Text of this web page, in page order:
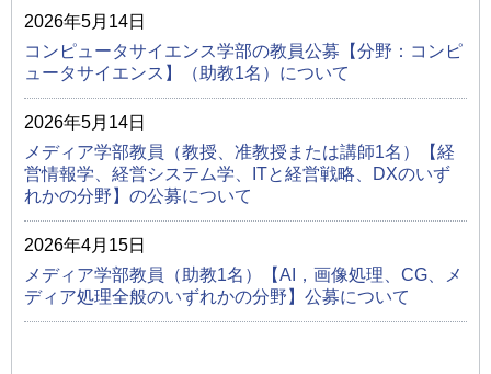
2026年5月14日
コンピュータサイエンス学部の教員公募【分野：コンピ
ュータサイエンス】（助教1名）について
2026年5月14日
メディア学部教員（教授、准教授または講師1名）【経
営情報学、経営システム学、ITと経営戦略、DXのいず
れかの分野】の公募について
2026年4月15日
メディア学部教員（助教1名）【AI，画像処理、CG、メ
ディア処理全般のいずれかの分野】公募について